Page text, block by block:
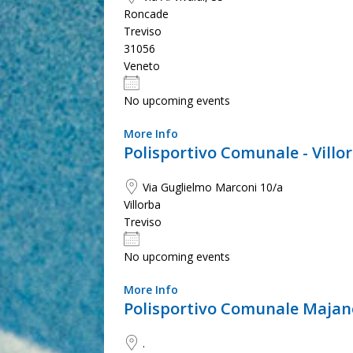
Roncade
Treviso
31056
Veneto
No upcoming events
More Info
Polisportivo Comunale -
Via Guglielmo Marconi 10/a
Villorba
Treviso
No upcoming events
More Info
Polisportivo Comunale
.